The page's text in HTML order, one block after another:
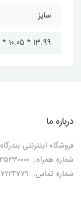
سایز
13.99 * 10.05 * 0.18
درباره ما
فروشگاه اینترنتی بندرگاه
شماره همراه: 09335330000
شماره تماس: 07737224779